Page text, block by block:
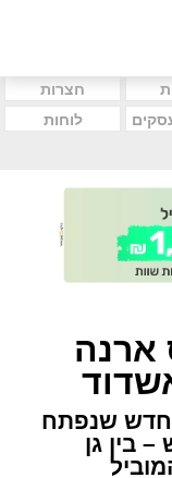
חצרות
לוחות
ארנה
שנפתח
בין גן